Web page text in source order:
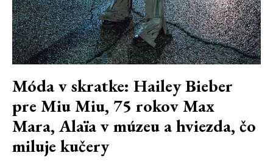
Móda v skratke: Hailey Bieber
pre Miu Miu, 75 rokov Max
Mara, Alaïa v múzeu a hviezda, čo
miluje kučery